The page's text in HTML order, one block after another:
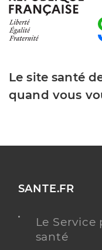
Le site santé
quand vous
SANTE.FR
Le
santé